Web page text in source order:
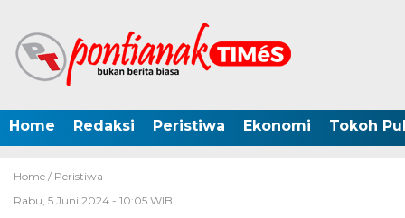
Home Redaksi Peristiwa Ekonomi Tokoh
Home / Peristiwa
Rabu, 5 Juni 2024 - 10:05 WIB